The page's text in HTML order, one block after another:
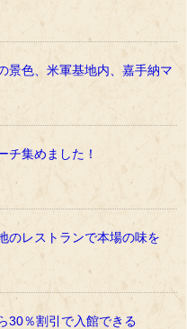
景色、米軍基地内、嘉手納マ
チ集めました！
のレストランで本場の味を
30％割引で入館できる